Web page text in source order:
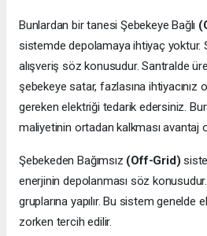
Bunlardan bir tanesi Şebekeye Bağlı
sistemde depolamaya ihtiyaç yoktur.
alışveriş söz konusudur. Santralde
şebekeye satar, fazlasına ihtiyacınız
gereken elektriği tedarik edersiniz.
maliyetinin ortadan kalkması avantaj
Şebekeden Bağımsız (Off-Grid)
enerjinin depolanması söz
gruplarına yapılır. Bu sistem genelde
zorken tercih edilir.